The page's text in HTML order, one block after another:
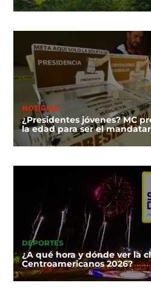
NOTICIAS
¿Presidentes jóvenes? MC
la edad para ser el
DEPORTES
¿A qué hora y dónde ver la
Centroamericanos 2026?